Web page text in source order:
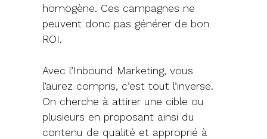
homogène. Ces campagnes ne
peuvent donc pas générer de bon
ROI.
Avec l’Inbound Marketing, vous
l’aurez compris, c’est tout l’inverse.
On cherche à attirer une cible ou
plusieurs en proposant ainsi du
contenu de qualité et approprié à